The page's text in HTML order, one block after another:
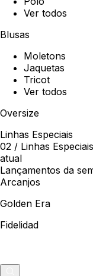
Ver todos
Blusas
Moletons
Jaquetas
Tricot
Ver todos
Oversize
Linhas Especiais
02 / Linhas Especiais
atual
Lançamentos da
Arcanjos
Golden Era
Fidelidad